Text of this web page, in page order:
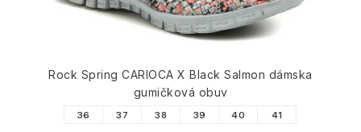
Rock Spring CARIOCA X Black Salmon dámska
gumičková obuv
36 37 38 39 40 41